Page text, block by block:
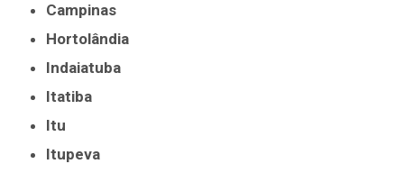
Campinas
Hortolândia
Indaiatuba
Itatiba
Itu
Itupeva